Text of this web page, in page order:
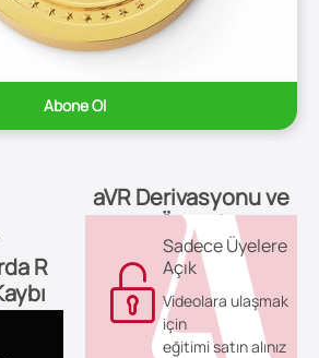
Abone Ol
R
aVR Derivasyonu ve
Önemi
Sadece Üyelere
Açık
Videolara ulaşmak
için
eğitimi satın alınız